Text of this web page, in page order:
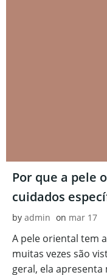
Por que a pele
cuidados
by admin on mar 17
A pele oriental tem
muitas vezes são
geral, ela